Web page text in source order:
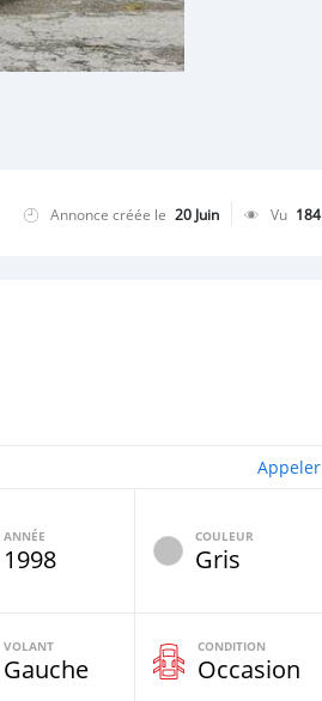
Annonce créée le 20 Juin Vu 184
Appeler
ANNÉE
1998
COULEUR
Gris
VOLANT
Gauche
CONDITION
Occasion